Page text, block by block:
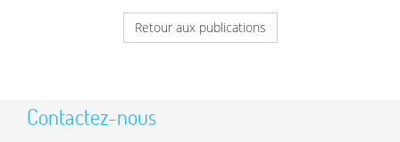
Retour aux publications
Contactez-nous